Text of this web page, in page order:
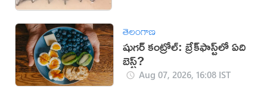
తెలంగాణ
షుగర్ కంట్రోల్: బ్రేక్‌ఫాస్ట్‌లో ఏది
బెస్ట్?
Aug 07, 2026, 16:08 IST